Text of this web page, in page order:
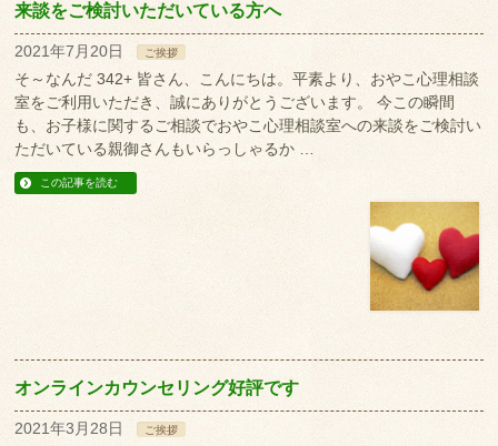
来談をご検討いただいている方へ
2021年7月20日 ご挨拶
そ～なんだ 342+ 皆さん、こんにちは。平素より、おやこ心理相談
室をご利用いただき、誠にありがとうございます。 今この瞬間
も、お子様に関するご相談でおやこ心理相談室への来談をご検討い
ただいている親御さんもいらっしゃるか …
この記事を読む
オンラインカウンセリング好評です
2021年3月28日 ご挨拶